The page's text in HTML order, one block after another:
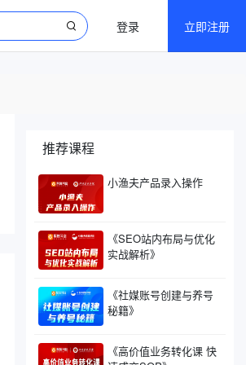
登录 立即注册
推荐课程
小渔夫产品录入操作
《SEO站内布局与优化
实战解析》
《社媒账号创建与养号
秘籍》
《高价值业务转化课 快